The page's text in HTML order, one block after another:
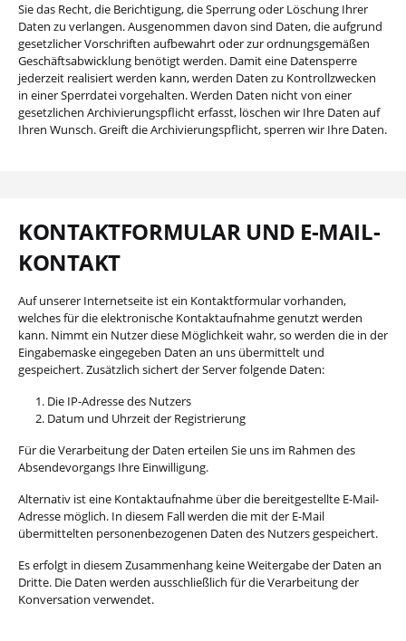
Sie das Recht, die Berichtigung, die Sperrung oder Löschung Ihrer
Daten zu verlangen. Ausgenommen davon sind Daten, die aufgrund
gesetzlicher Vorschriften aufbewahrt oder zur ordnungsgemäßen
Geschäftsabwicklung benötigt werden. Damit eine Datensperre
jederzeit realisiert werden kann, werden Daten zu Kontrollzwecken
in einer Sperrdatei vorgehalten. Werden Daten nicht von einer
gesetzlichen Archivierungspflicht erfasst, löschen wir Ihre Daten auf
Ihren Wunsch. Greift die Archivierungspflicht, sperren wir Ihre Daten.
KONTAKTFORMULAR UND E-MAIL-
KONTAKT
Auf unserer Internetseite ist ein Kontaktformular vorhanden,
welches für die elektronische Kontaktaufnahme genutzt werden
kann. Nimmt ein Nutzer diese Möglichkeit wahr, so werden die in der
Eingabemaske eingegeben Daten an uns übermittelt und
gespeichert. Zusätzlich sichert der Server folgende Daten:
Die IP-Adresse des Nutzers
Datum und Uhrzeit der Registrierung
Für die Verarbeitung der Daten erteilen Sie uns im Rahmen des
Absendevorgangs Ihre Einwilligung.
Alternativ ist eine Kontaktaufnahme über die bereitgestellte E-Mail-
Adresse möglich. In diesem Fall werden die mit der E-Mail
übermittelten personenbezogenen Daten des Nutzers gespeichert.
Es erfolgt in diesem Zusammenhang keine Weitergabe der Daten an
Dritte. Die Daten werden ausschließlich für die Verarbeitung der
Konversation verwendet.